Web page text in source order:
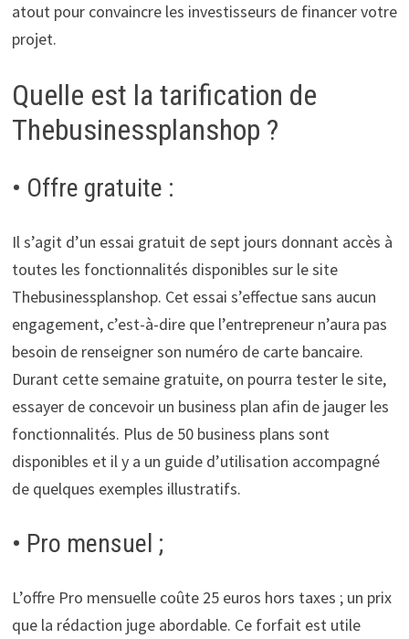
atout pour convaincre les investisseurs de financer votre
projet.
Quelle est la tarification de
Thebusinessplanshop ?
• Offre gratuite :
Il s’agit d’un essai gratuit de sept jours donnant accès à
toutes les fonctionnalités disponibles sur le site
Thebusinessplanshop. Cet essai s’effectue sans aucun
engagement, c’est-à-dire que l’entrepreneur n’aura pas
besoin de renseigner son numéro de carte bancaire.
Durant cette semaine gratuite, on pourra tester le site,
essayer de concevoir un business plan afin de jauger les
fonctionnalités. Plus de 50 business plans sont
disponibles et il y a un guide d’utilisation accompagné
de quelques exemples illustratifs.
• Pro mensuel ;
L’offre Pro mensuelle coûte 25 euros hors taxes ; un prix
que la rédaction juge abordable. Ce forfait est utile